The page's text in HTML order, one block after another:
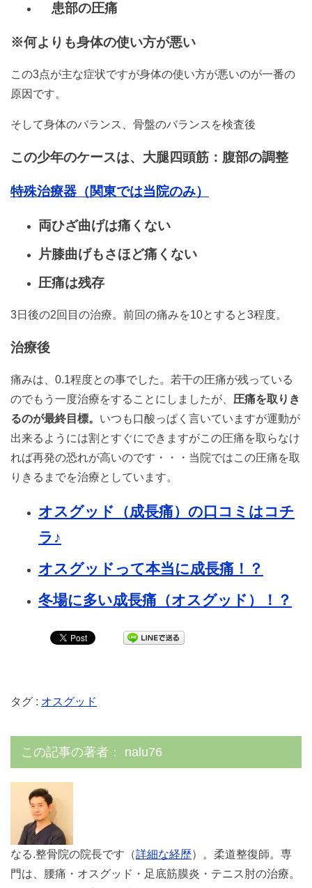
患部の圧痛
※何よりも身体の使い方が悪い
この3点が主な症状ですが身体の使い方が悪いのが一番の
原因です。
そして身体のバランス、骨盤のバランスを検査後
この少年のケースは、 大腿四頭筋：腹部の調整
特殊治療器（関東では当院のみ）
両ひざ曲げは痛くない
片膝曲げもさほど痛くない
圧痛は残存
3日後の2回目の治療。前回の痛みを10とすると3程度。
治療後
痛みは、0.1程度との事でした。若干の圧痛が残っている
のでもう一度治療をすることにしましたが、 圧痛を取りき
るのが最終目標。 いつも口酸っぱく言いていますが運動が
出来るようには割とすぐにできますがこの圧痛を取らなけ
れば再発の恐れが高いのです・・・当院ではこの圧痛を取
りきるまでを治療としています。
オスグッド（成長痛）の口コミはコチ
ラ♪
オスグッドって本当に成長痛！？
冬場に多い成長痛（オスグッド）！？
タグ : オスグッド
この記事の著者： nalu76
なる.整骨院の院長です（詳細な経歴）。柔道整復師。専
門は、腰痛・オスグッド・足底筋膜炎・テニス肘の治療。